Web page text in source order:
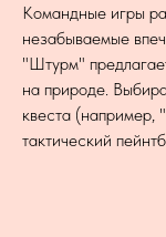
Командные игры
незабываемые
"Штурм"
на природе.
квеста
тактический